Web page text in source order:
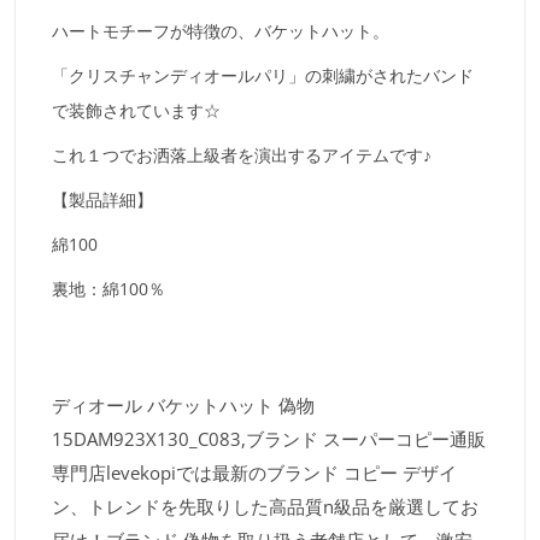
ハートモチーフが特徴の、バケットハット。
「クリスチャンディオールパリ」の刺繍がされたバンド
で装飾されています☆
これ１つでお洒落上級者を演出するアイテムです♪
【製品詳細】
綿100
裏地：綿100％
ディオール バケットハット 偽物
15DAM923X130_C083,ブランド スーパーコピー通販
専門店levekopiでは最新のブランド コピー デザイ
ン、トレンドを先取りした高品質n級品を厳選してお